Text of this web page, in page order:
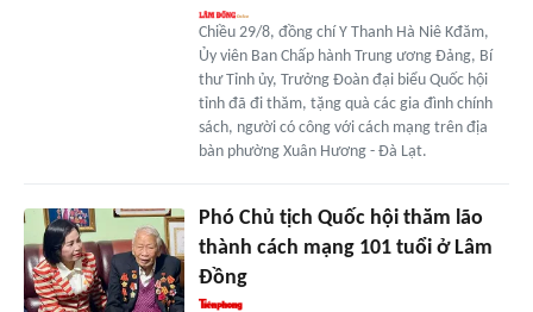
Chiều 29/8, đồng chí Y Thanh Hà Niê Kđăm,
Ủy viên Ban Chấp hành Trung ương Đảng, Bí
thư Tỉnh ủy, Trưởng Đoàn đại biểu Quốc hội
tỉnh đã đi thăm, tặng quà các gia đình chính
sách, người có công với cách mạng trên địa
bàn phường Xuân Hương - Đà Lạt.
Phó Chủ tịch Quốc hội thăm lão
thành cách mạng 101 tuổi ở Lâm
Đồng